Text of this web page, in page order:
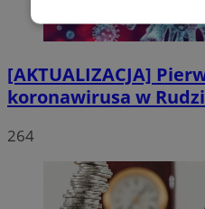
[AKTUALIZACJA]
koronawirusa w
264
Niezbędne